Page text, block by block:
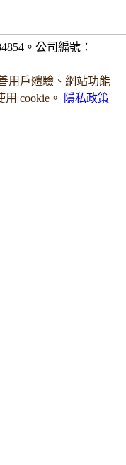
。公司編號：
用戶體驗、網站功能
cookie。
隱私政策